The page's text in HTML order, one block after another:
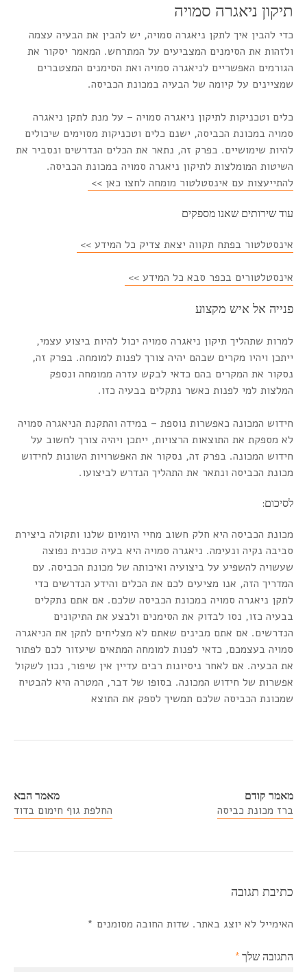
תיקון ניאגרה סמויה
כדי להבין איך לתקן ניאגרה סמויה, יש להבין את הבעיה עצמה
ולזהות את הסימנים המצביעים על המתרחש. המאמר יסקור את
הגורמים האפשריים לניאגרה סמויה ואת הסימנים המצטברים
שמציינים על קיומה של הבעיה במכונת הכביסה.
כלים וטכניקות לתיקון ניאגרה סמויה – על מנת לתקן ניאגרה
סמויה במכונת הכביסה, ישנם כלים וטכניקות מסוימים שיכולים
להיות שימושיים. בפרק זה, נתאר את הכלים הנדרשים ונסביר את
השיטות המומלצות לתיקון ניאגרה סמויה במכונת הכביסה.
להתייעצות עם אינסטלטור מומחה לחצו כאן >>
עוד שירותים שאנו מספקים
אינסטלטור בפתח תקווה יצאת צדיק כל המידע >>
אינסטלטורים בכפר סבא כל המידע >>
פנייה אל איש מקצוע
למרות שתהליך תיקון ניאגרה סמויה יכול להיות ביצוע עצמי,
ייתכן ויהיו מקרים שבהם יהיה צורך לפנות למומחה. בפרק זה,
נסקור את המקרים בהם כדאי לבקש עזרה ממומחה ונספק
המלצות למי לפנות כאשר נתקלים בבעיה כזו.
חידוש המכונה כאפשרות נוספת – במידה והתקנת הניאגרה סמויה
לא מספקת את התוצאות הרצויות, ייתכן ויהיה צורך לחשוב על
חידוש המכונה. בפרק זה, נסקור את האפשרויות השונות לחידוש
מכונת הכביסה ונתאר את התהליך הנדרש לביצועו.
לסיכום:
מכונת הכביסה היא חלק חשוב מחיי היומיום שלנו ותקולה ביצירת
סביבה נקיה ונעימה. ניאגרה סמויה היא בעיה טכנית נפוצה
שעשויה להשפיע על ביצועיה ואיכותה של מכונת הכביסה. עם
המדריך הזה, אנו מציעים לכם את הכלים והידע הנדרשים כדי
לתקן ניאגרה סמויה במכונת הכביסה שלכם. אם אתם נתקלים
בבעיה כזו, נסו לבדוק את הסימנים ולבצע את התיקונים
הנדרשים. אם אתם מבינים שאתם לא מצליחים לתקן את הניאגרה
סמויה בעצמכם, כדאי לפנות למומחה המתאים שיעזור לכם לפתור
את הבעיה. אם לאחר ניסיונות רבים עדיין אין שיפור, נכון לשקול
אפשרות של חידוש המכונה. בסופו של דבר, המטרה היא להבטיח
שמכונת הכביסה שלכם תמשיך לספק את התוצא
מאמר קודם
ברז מכונת כביסה
מאמר הבא
החלפת גוף חימום בדוד
כתיבת תגובה
האימייל לא יוצג באתר. שדות החובה מסומנים *
התגובה שלך *